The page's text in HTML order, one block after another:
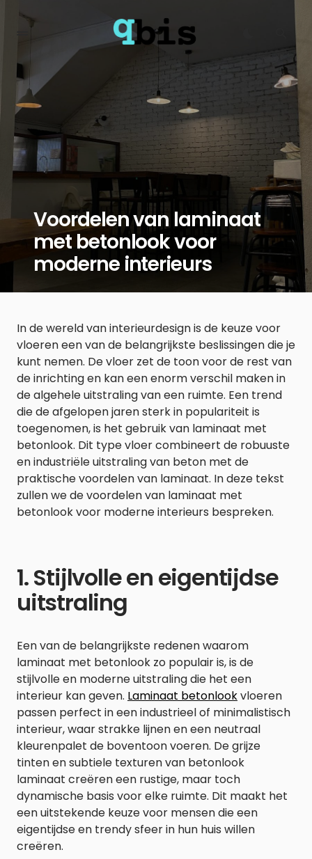
Voordelen van laminaat
met betonlook voor
moderne interieurs
In de wereld van interieurdesign is de keuze voor
vloeren een van de belangrijkste beslissingen die je
kunt nemen. De vloer zet de toon voor de rest van
de inrichting en kan een enorm verschil maken in
de algehele uitstraling van een ruimte. Een trend
die de afgelopen jaren sterk in populariteit is
toegenomen, is het gebruik van laminaat met
betonlook. Dit type vloer combineert de robuuste
en industriële uitstraling van beton met de
praktische voordelen van laminaat. In deze tekst
zullen we de voordelen van laminaat met
betonlook voor moderne interieurs bespreken.
1. Stijlvolle en eigentijdse
uitstraling
Een van de belangrijkste redenen waarom
laminaat met betonlook zo populair is, is de
stijlvolle en moderne uitstraling die het een
interieur kan geven. Laminaat betonlookvloeren
passen perfect in een industrieel of minimalistisch
interieur, waar strakke lijnen en een neutraal
kleurenpalet de boventoon voeren. De grijze
tinten en subtiele texturen van betonlook
laminaat creëren een rustige, maar toch
dynamische basis voor elke ruimte. Dit maakt het
een uitstekende keuze voor mensen die een
eigentijdse en trendy sfeer in hun huis willen
creëren.